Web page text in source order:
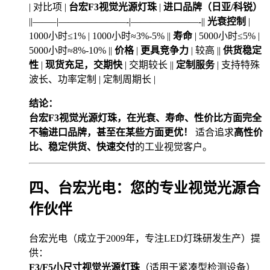
| 对比项 | 台宏F3视觉光源灯珠 | 进口品牌（日亚/科锐）
||——–|———————-|———————-|| 光衰控制 |
1000小时≤1% | 1000小时≈3%-5% || 寿命 | 5000小时≤5% |
5000小时≈8%-10% || 价格| 更具竞争力 | 较高 || 供货稳定
性 | 现货充足，交期快 | 交期较长 || 定制服务| 支持特殊
波长、功率定制 | 定制周期长 |
结论：
台宏F3视觉光源灯珠，在光衰、寿命、性价比方面完全
不输进口品牌，甚至在某些方面更优！
适合追求高性价
比、稳定供货、快速交付的工业视觉客户。
四、台宏光电：您的专业视觉光源合
作伙伴
台宏光电（成立于2009年，专注LED灯珠研发生产）提
供：
F3/F5小尺寸视觉光源灯珠 （适用于紧凑型检测设备）